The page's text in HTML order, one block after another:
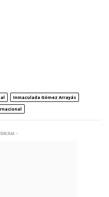
Inmaculada Gómez Arrayás
-